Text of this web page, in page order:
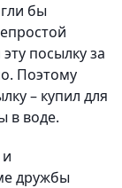
бы
посылку за
Поэтому
– купил для
в воде.
дружбы